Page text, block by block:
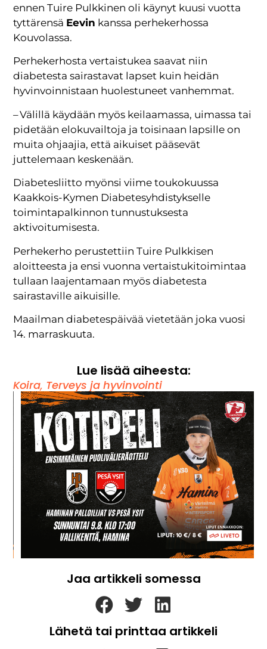
ennen Tuire Pulkkinen oli käynyt kuusi vuotta
tyttärensä Eevin kanssa perhekerhossa
Kouvolassa.
Perhekerhosta vertaistukea saavat niin
diabetesta sairastavat lapset kuin heidän
hyvinvoinnistaan huolestuneet vanhemmat.
– Välillä käydään myös keilaamassa, uimassa tai
pidetään elokuvailtoja ja toisinaan lapsille on
muita ohjaajia, että aikuiset pääsevät
juttelemaan keskenään.
Diabetesliitto myönsi viime toukokuussa
Kaakkois-Kymen Diabetesyhdistykselle
toimintapalkinnon tunnustuksesta
aktivoitumisesta.
Perhekerho perustettiin Tuire Pulkkisen
aloitteesta ja ensi vuonna vertaistukitoimintaa
tullaan laajentamaan myös diabetesta
sairastaville aikuisille.
Maailman diabetespäivää vietetään joka vuosi
14. marraskuuta.
Lue lisää aiheesta:
Koira, Terveys ja hyvinvointi
Jaa artikkeli somessa
Lähetä tai printtaa artikkeli